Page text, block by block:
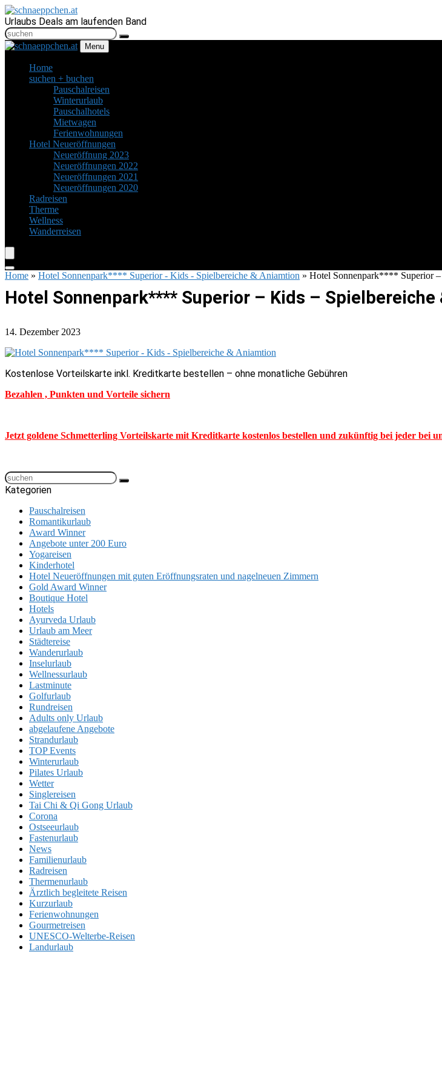
Urlaubs Deals am laufenden Band
Menu
Home
suchen + buchen
Pauschalreisen
Winterurlaub
Pauschalhotels
Mietwagen
Ferienwohnungen
Hotel Neueröffnungen
Neueröffnung 2023
Neueröffnungen 2022
Neueröffnungen 2021
Neueröffnungen 2020
Radreisen
Therme
Wellness
Wanderreisen
Home » Hotel Sonnenpark**** Superior - Kids - Spielbereiche & Aniamtion » Hotel Sonnenpark**** Superior
Hotel Sonnenpark**** Superior – Kids – Spielbereiche
14. Dezember 2023
Kostenlose Vorteilskarte inkl. Kreditkarte bestellen – ohne monatliche Gebühren
Bezahlen , Punkten und Vorteile sichern
Jetzt goldene Schmetterling Vorteilskarte mit Kreditkarte kostenlos bestellen und zukünftig bei jeder bei
Kategorien
Pauschalreisen
Romantikurlaub
Award Winner
Angebote unter 200 Euro
Yogareisen
Kinderhotel
Hotel Neueröffnungen mit guten Eröffnungsraten und nagelneuen Zimmern
Gold Award Winner
Boutique Hotel
Hotels
Ayurveda Urlaub
Urlaub am Meer
Städtereise
Wanderurlaub
Inselurlaub
Wellnessurlaub
Lastminute
Golfurlaub
Rundreisen
Adults only Urlaub
abgelaufene Angebote
Strandurlaub
TOP Events
Winterurlaub
Pilates Urlaub
Wetter
Singlereisen
Tai Chi & Qi Gong Urlaub
Corona
Ostseeurlaub
Fastenurlaub
News
Familienurlaub
Radreisen
Thermenurlaub
Ärztlich begleitete Reisen
Kurzurlaub
Ferienwohnungen
Gourmetreisen
UNESCO-Welterbe-Reisen
Landurlaub